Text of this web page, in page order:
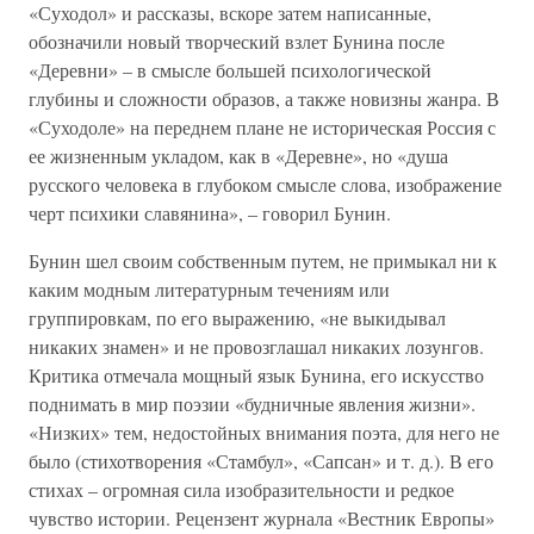
«Суходол» и рассказы, вскоре затем написанные,
обозначили новый творческий взлет Бунина после
«Деревни» – в смысле большей психологической
глубины и сложности образов, а также новизны жанра. В
«Суходоле» на переднем плане не историческая Россия с
ее жизненным укладом, как в «Деревне», но «душа
русского человека в глубоком смысле слова, изображение
черт психики славянина», – говорил Бунин.
Бунин шел своим собственным путем, не примыкал ни к
каким модным литературным течениям или
группировкам, по его выражению, «не выкидывал
никаких знамен» и не провозглашал никаких лозунгов.
Критика отмечала мощный язык Бунина, его искусство
поднимать в мир поэзии «будничные явления жизни».
«Низких» тем, недостойных внимания поэта, для него не
было (стихотворения «Стамбул», «Сапсан» и т. д.). В его
стихах – огромная сила изобразительности и редкое
чувство истории. Рецензент журнала «Вестник Европы»